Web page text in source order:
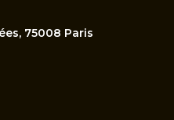
75008 Paris